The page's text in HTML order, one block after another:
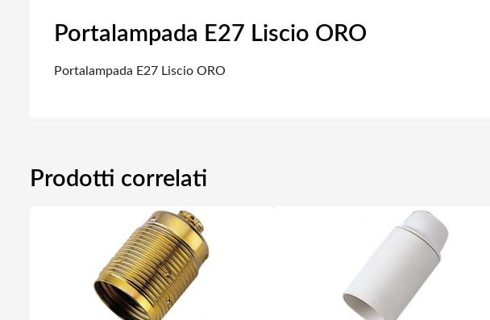
Portalampada E27 Liscio ORO
Portalampada E27 Liscio ORO
Prodotti correlati